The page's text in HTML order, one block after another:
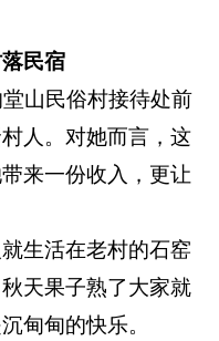
民宿
山民俗村接待处前
人。对她而言，这
来一份收入，更让
生活在老村的石窑
天果子熟了大家就
甸甸的快乐。